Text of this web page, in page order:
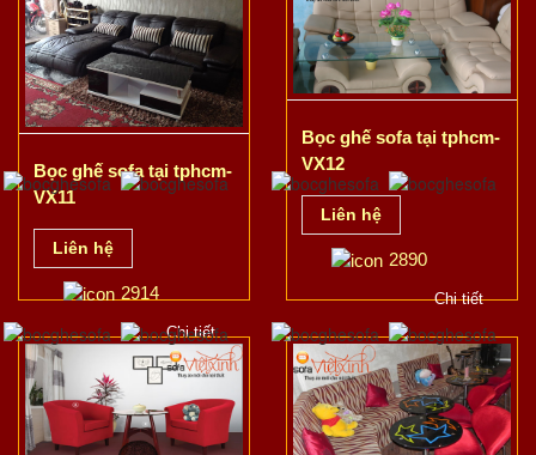
Bọc ghế sofa tại tphcm-
VX11
Liên hệ
2914
Chi tiết
Bọc ghế sofa tại tphcm-
VX12
Liên hệ
2890
Chi tiết